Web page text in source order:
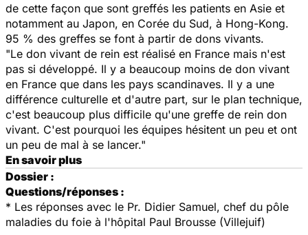
de cette façon que sont greffés les patients en Asie et
notamment au Japon, en Corée du Sud, à Hong-Kong.
95 % des greffes se font à partir de dons vivants.
"Le don vivant de rein est réalisé en France mais n'est
pas si développé. Il y a beaucoup moins de don vivant
en France que dans les pays scandinaves. Il y a une
différence culturelle et d'autre part, sur le plan technique,
c'est beaucoup plus difficile qu'une greffe de rein don
vivant. C'est pourquoi les équipes hésitent un peu et ont
un peu de mal à se lancer."
En savoir plus
Dossier :
Questions/réponses :
* Les réponses avec le Pr. Didier Samuel, chef du pôle
maladies du foie à l'hôpital Paul Brousse (Villejuif)